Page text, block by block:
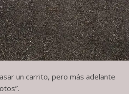
un carrito, pero más adelante